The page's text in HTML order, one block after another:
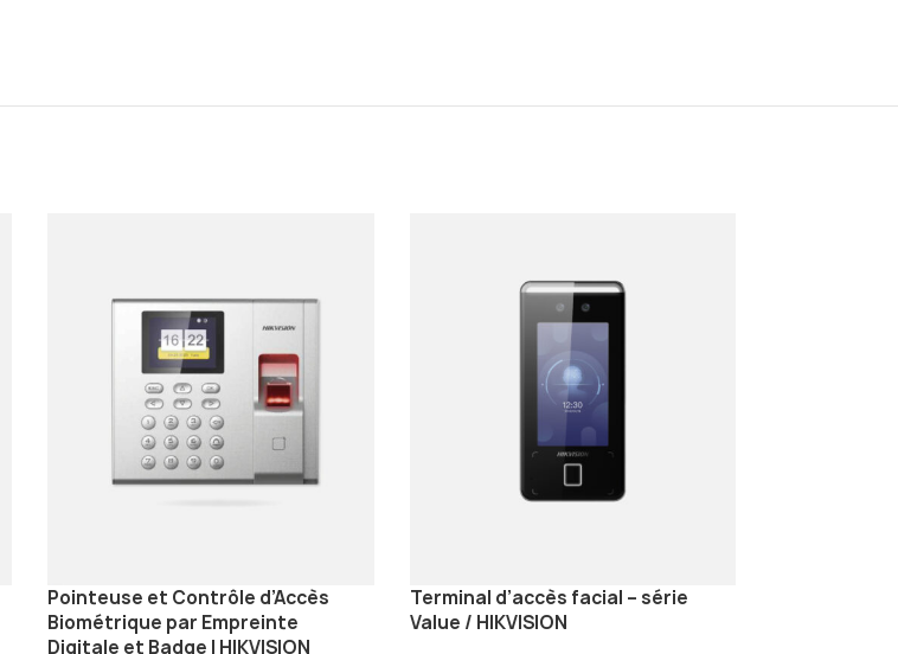
Pointeuse et Contrôle d’Accès
Biométrique par Empreinte
Digitale et Badge | HIKVISION
Terminal d’accès facial – série
Value / HIKVISION